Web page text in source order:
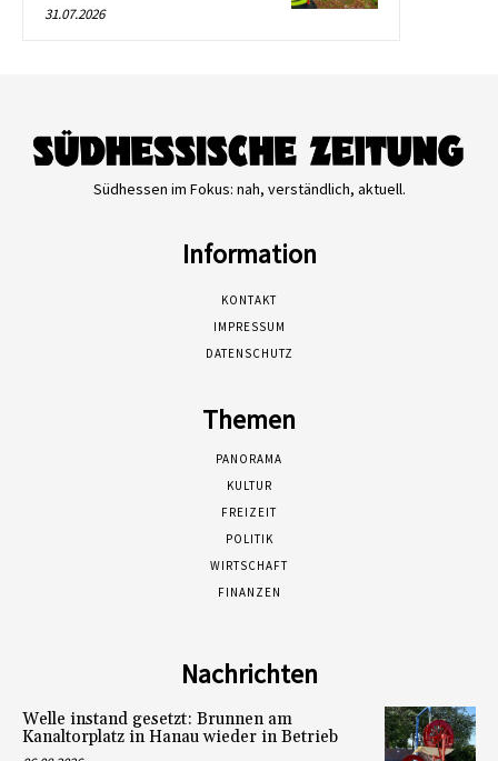
31.07.2026
Südhessen im Fokus: nah, verständlich, aktuell.
Information
KONTAKT
IMPRESSUM
DATENSCHUTZ
Themen
PANORAMA
KULTUR
FREIZEIT
POLITIK
WIRTSCHAFT
FINANZEN
Nachrichten
Welle instand gesetzt: Brunnen am
Kanaltorplatz in Hanau wieder in Betrieb